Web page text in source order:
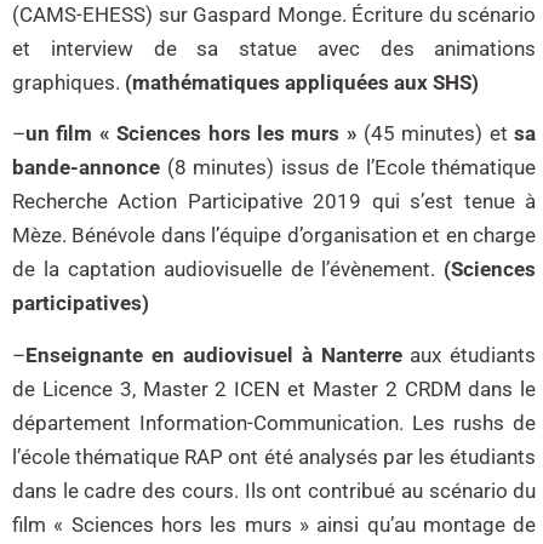
(CAMS-EHESS) sur Gaspard Monge. Écriture du scénario
et interview de sa statue avec des animations
graphiques. (mathématiques appliquées aux SHS)
–un film « Sciences hors les murs » (45 minutes) etsa
bande-annonce (8 minutes) issus de l’Ecole thématique
Recherche Action Participative 2019 qui s’est tenue à
Mèze. Bénévole dans l’équipe d’organisation et en charge
de la captation audiovisuelle de l’évènement. (Sciences
participatives)
–Enseignante en audiovisuel à Nanterre aux étudiants
de Licence 3, Master 2 ICEN et Master 2 CRDM dans le
département Information-Communication. Les rushs de
l’école thématique RAP ont été analysés par les étudiants
dans le cadre des cours. Ils ont contribué au scénario du
film « Sciences hors les murs » ainsi qu’au montage de